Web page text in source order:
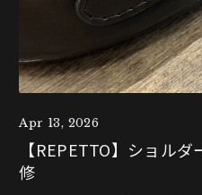
Apr 13, 2026
【REPETTO】ショル
修